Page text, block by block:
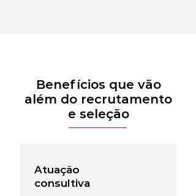
Benefícios que vão
além do recrutamento
e seleção
Atuação
consultiva